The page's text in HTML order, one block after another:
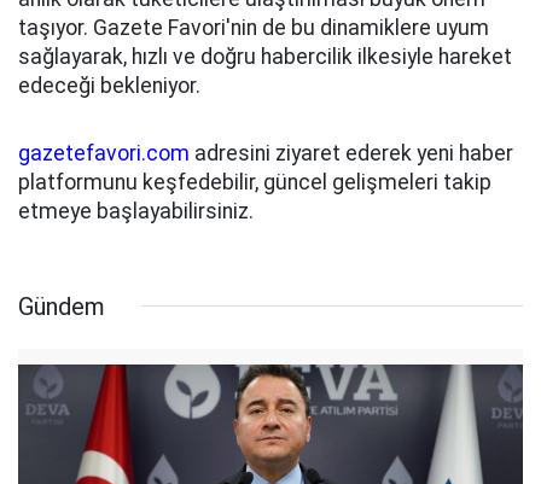
taşıyor. Gazete Favori'nin de bu dinamiklere uyum
sağlayarak, hızlı ve doğru habercilik ilkesiyle hareket
edeceği bekleniyor.
gazetefavori.com adresini ziyaret ederek yeni haber
platformunu keşfedebilir, güncel gelişmeleri takip
etmeye başlayabilirsiniz.
Gündem